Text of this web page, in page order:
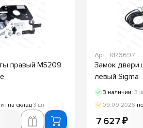
правый MS209
на склад 3 шт
Арт.: RR6697
Замок двери
левый Sigma
В наличии: 3
09.09.2026
7 627 ₽